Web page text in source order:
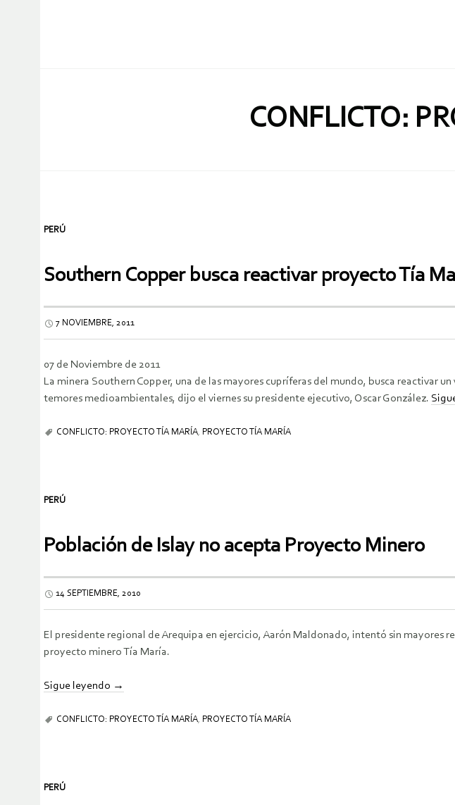
CONFLICTO:
PERÚ
Southern Copper busca reactivar proyecto Tía
7 NOVIEMBRE, 2011
07 de Noviembre de 2011
La minera Southern Copper, una de las mayores cupríferas del mundo, busca reactivar
temores medioambientales, dijo el viernes su presidente ejecutivo, Oscar González.
CONFLICTO: PROYECTO TÍA MARÍA, PROYECTO TÍA MARÍA
PERÚ
Población de Islay no acepta Proyecto Minero
14 SEPTIEMBRE, 2010
El presidente regional de Arequipa en ejercicio, Aarón Maldonado, intentó sin mayores
proyecto minero Tía María.
Sigue leyendo →
CONFLICTO: PROYECTO TÍA MARÍA, PROYECTO TÍA MARÍA
PERÚ